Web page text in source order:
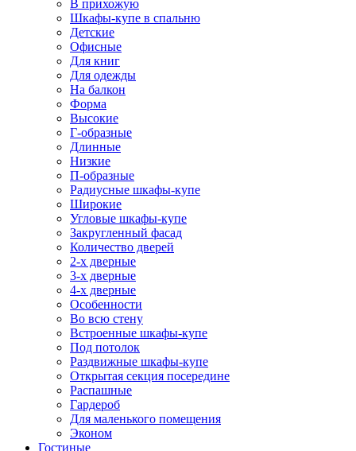
В прихожую
Шкафы-купе в спальню
Детские
Офисные
Для книг
Для одежды
На балкон
Форма
Высокие
Г-образные
Длинные
Низкие
П-образные
Радиусные шкафы-купе
Широкие
Угловые шкафы-купе
Закругленный фасад
Количество дверей
2-х дверные
3-х дверные
4-х дверные
Особенности
Во всю стену
Встроенные шкафы-купе
Под потолок
Раздвижные шкафы-купе
Открытая секция посередине
Распашные
Гардероб
Для маленького помещения
Эконом
Гостиные